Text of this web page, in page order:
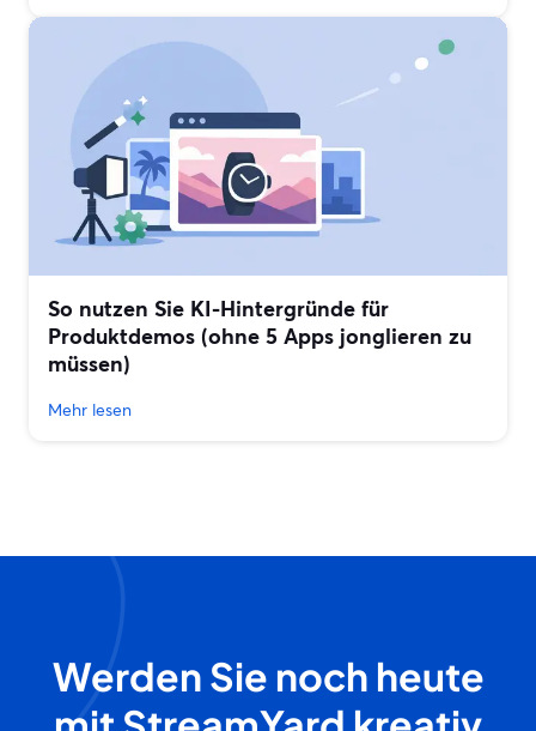
So nutzen Sie KI-Hintergründe für
Produktdemos (ohne 5 Apps jonglieren zu
müssen)
Mehr lesen
Werden Sie noch heute